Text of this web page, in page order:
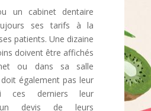
un cabinet dentaire
ses tarifs à la
patients. Une dizaine
doivent être affichés
ou dans sa salle
doit également pas leur
ces derniers leur
un devis de leurs